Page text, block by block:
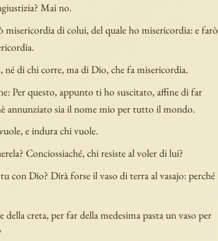
Mai no.
misericordia di colui, del quale ho misericordia: e farò
di chi corre, ma di Dio, che fa misericordia.
Per questo, appunto ti ho suscitato, affine di far
annunziato sia il nome mio per tutto il mondo.
e indura chi vuole.
Conciossiaché, chi resiste al voler di lui?
con Dio? Dirà forse il vaso di terra al vasajo: perché
creta, per far della medesima pasta un vaso per